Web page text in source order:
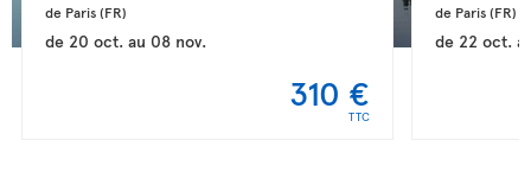
de Paris (FR)
de 20 oct.au 08 nov.
310 €
TTC
de Paris (FR)
de 22 oct.